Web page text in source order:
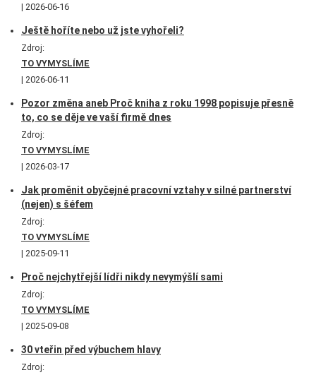
2026-06-16
Ještě hoříte nebo už jste vyhořeli?
Zdroj:
TO VYMYSLÍME
2026-06-11
Pozor změna aneb Proč kniha z roku 1998 popisuje přesně
to, co se děje ve vaší firmě dnes
Zdroj:
TO VYMYSLÍME
2026-03-17
Jak proměnit obyčejné pracovní vztahy v silné partnerství
(nejen) s šéfem
Zdroj:
TO VYMYSLÍME
2025-09-11
Proč nejchytřejší lídři nikdy nevymýšlí sami
Zdroj:
TO VYMYSLÍME
2025-09-08
30 vteřin před výbuchem hlavy
Zdroj: